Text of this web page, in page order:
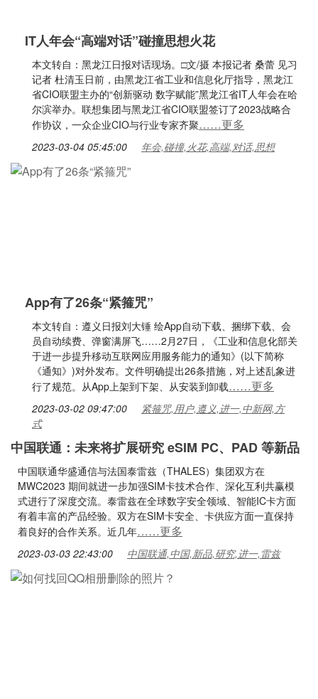
IT人年会“高端对话”碰撞思想火花
本文转自：黑龙江日报对话现场。□文/摄 本报记者 桑蕾 见习
记者 杜清玉日前，由黑龙江省工业和信息化厅指导，黑龙江
省CIO联盟主办的“创新驱动 数字赋能”黑龙江省IT人年会在哈
尔滨举办。联想集团与黑龙江省CIO联盟签订了2023战略合
作协议，一众企业CIO与行业专家齐聚……更多
2023-03-04 05:45:00 年会,碰撞,火花,高端,对话,思想
App有了26条“紧箍咒”
本文转自：遵义日报刘大锤 绘App自动下载、捆绑下载、会
员自动续费、弹窗满屏飞……2月27日，《工业和信息化部关
于进一步提升移动互联网应用服务能力的通知》(以下简称
《通知》)对外发布。文件明确提出26条措施，对上述乱象进
行了规范。从App上架到下架、从安装到卸载……更多
2023-03-02 09:47:00
紧箍咒,用户,遵义,进一,中新网,方
式
中国联通：未来将扩展研究 eSIM PC、PAD 等新品
中国联通华盛通信与法国泰雷兹（THALES）集团双方在
MWC2023 期间就进一步加强SIM卡技术合作、深化互利共赢模
式进行了深度交流。泰雷兹在全球数字安全领域、智能IC卡方面
有着丰富的产品经验。双方在SIM卡安全、卡供应方面一直保持
着良好的合作关系。近几年……更多
2023-03-03 22:43:00 中国联通,中国,新品,研究,进一,雷兹